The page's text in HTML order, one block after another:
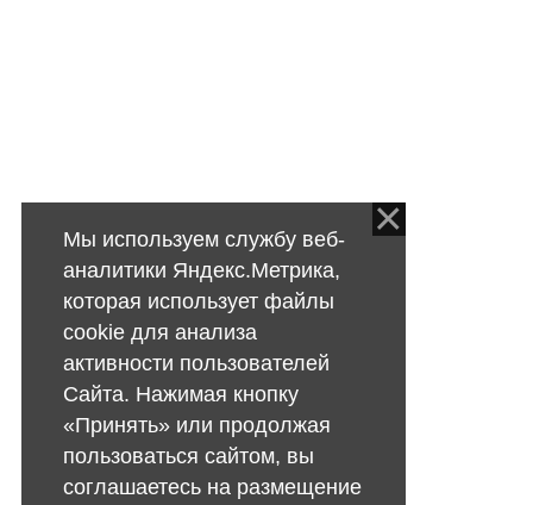
Мы используем службу веб-
аналитики Яндекс.Метрика,
которая использует файлы
cookie для анализа
активности пользователей
Сайта. Нажимая кнопку
«Принять» или продолжая
пользоваться сайтом, вы
соглашаетесь на размещение